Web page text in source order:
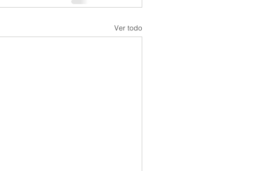
Ver todo